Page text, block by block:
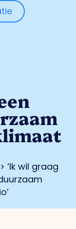
> ‘Ik wil graag